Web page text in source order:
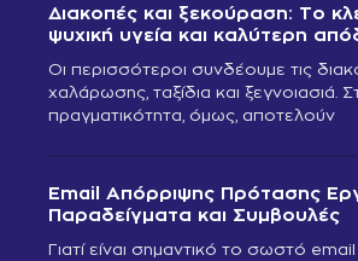
Διακοπές και ξεκούραση: Το
ψυχική υγεία και καλύτερη
Οι περισσότεροι συνδέουμε τις
χαλάρωσης, ταξίδια και ξεγνοιασιά.
πραγματικότητα, όμως, αποτελούν
Email Απόρριψης Πρότασης
Παραδείγματα και Συμβουλές
Γιατί είναι σημαντικό το σωστό